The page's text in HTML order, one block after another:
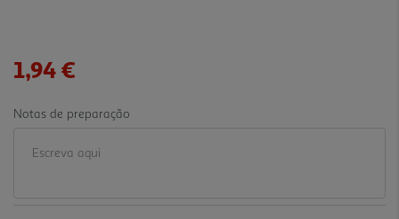
maquilhagem, impurezas e sujidade com apenas
Aplique o produto sobre o seu rosto com um disco
de algodão embebido Sem perfume e
dermatologicamente e oftalmo logicamente
1,94 €
Notas de preparação